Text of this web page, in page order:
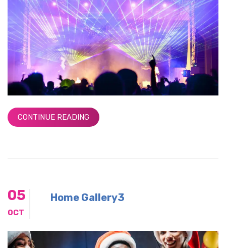
CONTINUE READING
05
OCT
Home Gallery3